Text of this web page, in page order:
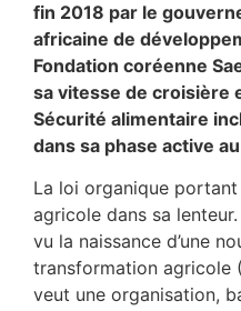
fin 2018 par le
africaine de
Fondation coréenne
sa vitesse de croisière
Sécurité alimentaire
dans sa phase active
La loi organique
agricole dans sa
vu la naissance d’une
transformation agricole
veut une organisation,